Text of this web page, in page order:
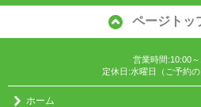
ページトッ
営業時間:10:00
定休日:水曜日（ご予約の
ホーム